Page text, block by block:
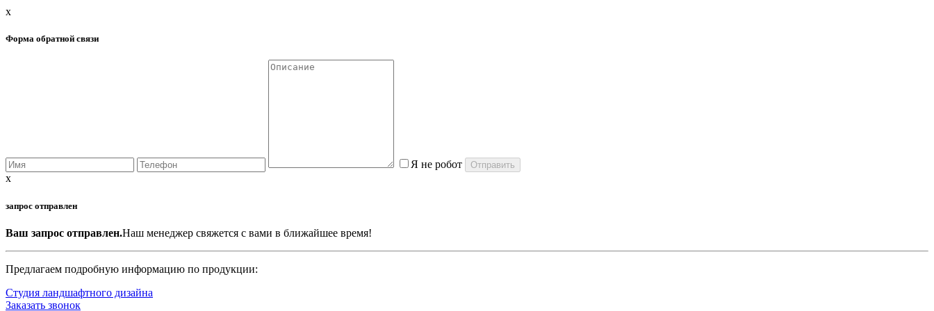
x
Форма обратной связи
Я не робот
x
запрос отправлен
Ваш запрос отправлен.Наш менеджер свяжется с вами в ближайшее время!
Предлагаем подробную информацию по продукции:
Студия ландшафтного дизайна
Заказать звонок